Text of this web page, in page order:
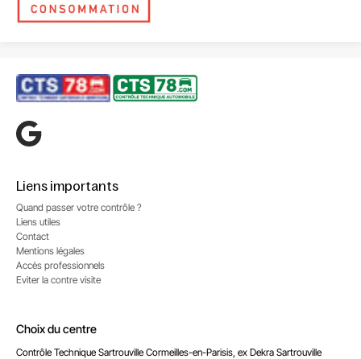
Liens importants
Quand passer votre contrôle ?
Liens utiles
Contact
Mentions légales
Accès professionnels
Eviter la contre visite
Choix du centre
Contrôle Technique Sartrouville Cormeilles-en-Parisis, ex Dekra Sartrouville